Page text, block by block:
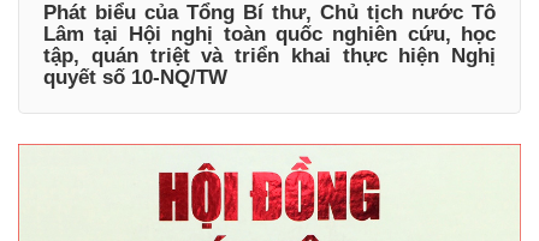
Phát biểu của Tổng Bí thư, Chủ tịch nước Tô
Lâm tại Hội nghị toàn quốc nghiên cứu, học
tập, quán triệt và triển khai thực hiện Nghị
quyết số 10-NQ/TW